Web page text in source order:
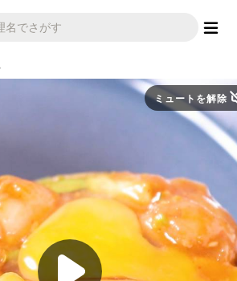
ミュートを解除